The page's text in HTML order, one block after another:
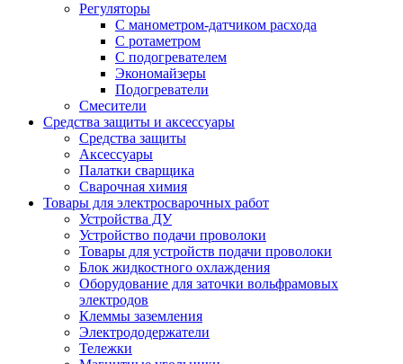
Регуляторы
С манометром-датчиком расхода
С ротаметром
С подогревателем
Экономайзеры
Подогреватели
Смесители
Средства защиты и аксессуары
Средства защиты
Аксессуары
Палатки сварщика
Сварочная химия
Товары для электросварочных работ
Устройства ДУ
Устройство подачи проволоки
Товары для устройств подачи проволоки
Блок жидкостного охлаждения
Оборудование для заточки вольфрамовых
электродов
Клеммы заземления
Электрододержатели
Тележки